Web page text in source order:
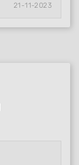
21-11-2023